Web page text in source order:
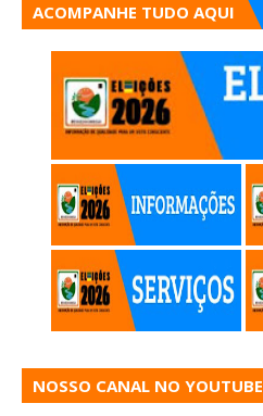
ACOMPANHE TUDO AQUI
NOSSO CANAL NO YOUTUBE